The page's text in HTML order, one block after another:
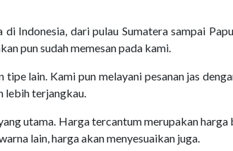
Indonesia, dari pulau Sumatera sampai
pun sudah memesan pada kami.
lain. Kami pun melayani pesanan jas
lebih terjangkau.
utama. Harga tercantum merupakan
lain, harga akan menyesuaikan juga.